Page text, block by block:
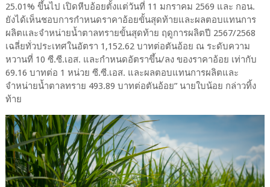
25.01% ขึ้นไป เปิดหีบอ้อยตั้งแต่วันที่ 11 มกราคม 2569 และ กอน.
ยังได้เห็นชอบการกำหนดราคาอ้อยขั้นสุดท้ายและผลตอบแทนการ
ผลิตและจำหน่ายน้ำตาลทรายขั้นสุดท้าย ฤดูการผลิตปี 2567/2568
เฉลี่ยทั่วประเทศในอัตรา 1,152.62 บาทต่อตันอ้อย ณ ระดับความ
หวานที่ 10 ซี.ซี.เอส. และกำหนดอัตราขึ้น/ลง ของราคาอ้อย เท่ากับ
69.16 บาทต่อ 1 หน่วย ซี.ซี.เอส. และผลตอบแทนการผลิตและ
จำหน่ายน้ำตาลทราย 493.89 บาทต่อตันอ้อย” นายใบน้อย กล่าวทิ้ง
ท้าย